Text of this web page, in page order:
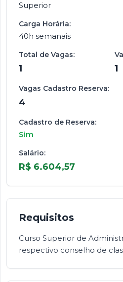
Superior
Carga Horária:
40h semanais
Total de Vagas:
1 1
Vagas Cadastro Reserva:
4
Cadastro de Reserva:
Sim
Salário:
R$ 6.604,57
Requisitos
Curso Superior de
respectivo conselho de